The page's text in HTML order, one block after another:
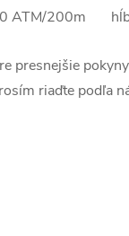
ATM/200m
presnejšie
riaďte podľa